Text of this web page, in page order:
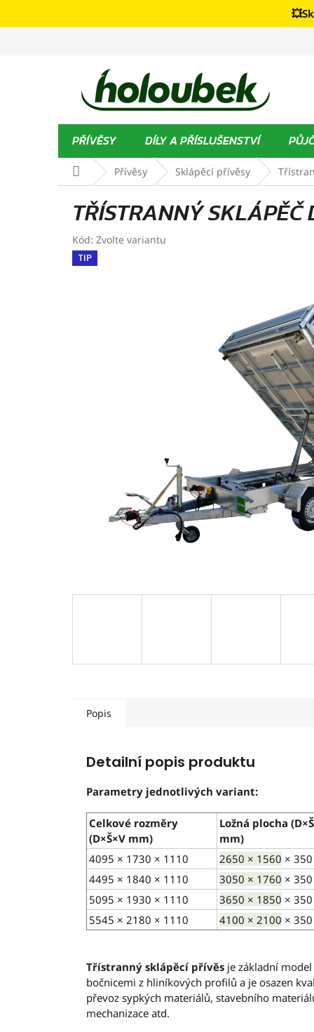
PŘÍVĚSY DÍLY A PŘÍSLUŠENSTVÍ
Domů Přívěsy Sklápěcí přívěsy
TŘÍSTRANNÝ SKLÁPĚČ
Kód: Zvolte variantu
TIP
Popis
Detailní popis produktu
Parametry jednotlivých variant:
Celkové rozměry
(D×Š×V mm)
Ložná plocha
mm)
4095 × 1730 × 1110
2650 × 1560 × 350
4495 × 1840 × 1110
3050 × 1760 × 350
5095 × 1930 × 1110
3650 × 1850 × 350
5545 × 2180 × 1110 4100 × 2100 × 350
Třístranný sklápěcí přívěs je základní
bočnicemi z hliníkových profilů a je osazen
převoz sypkých materiálů, stavebního
mechanizace atd.